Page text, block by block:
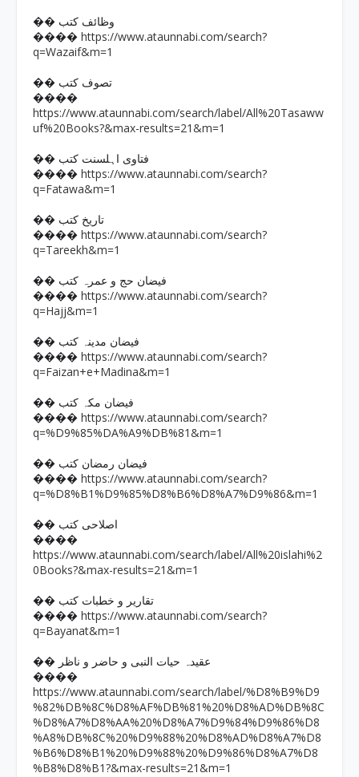
�� وظائف کتب
���� https://www.ataunnabi.com/search?
q=Wazaif&m=1
�� تصوف کتب
����
https://www.ataunnabi.com/search/label/All%20Tasaww
uf%20Books?&max-results=21&m=1
�� فتاوی اہلسنت کتب
���� https://www.ataunnabi.com/search?
q=Fatawa&m=1
�� تاریخ کتب
���� https://www.ataunnabi.com/search?
q=Tareekh&m=1
�� فیضان حج و عمرہ کتب
���� https://www.ataunnabi.com/search?
q=Hajj&m=1
�� فیضان مدینہ کتب
���� https://www.ataunnabi.com/search?
q=Faizan+e+Madina&m=1
�� فیضان مکہ کتب
���� https://www.ataunnabi.com/search?
q=%D9%85%DA%A9%DB%81&m=1
�� فیضان رمضان کتب
���� https://www.ataunnabi.com/search?
q=%D8%B1%D9%85%D8%B6%D8%A7%D9%86&m=1
�� اصلاحی کتب
����
https://www.ataunnabi.com/search/label/All%20islahi%2
0Books?&max-results=21&m=1
�� تقاریر و خطبات کتب
���� https://www.ataunnabi.com/search?
q=Bayanat&m=1
�� عقیدہ حیات النبی و حاضر و ناظر
����
https://www.ataunnabi.com/search/label/%D8%B9%D9
%82%DB%8C%D8%AF%DB%81%20%D8%AD%DB%8C
%D8%A7%D8%AA%20%D8%A7%D9%84%D9%86%D8
%A8%DB%8C%20%D9%88%20%D8%AD%D8%A7%D8
%B6%D8%B1%20%D9%88%20%D9%86%D8%A7%D8
%B8%D8%B1?&max-results=21&m=1